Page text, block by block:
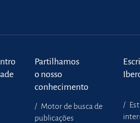
Partilhamos
o nosso
conhecimento
Motor de busca de
publicações